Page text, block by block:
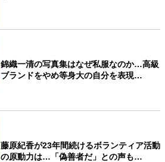
錦織一清の写真集はなぜ私服なのか…高級
ブランドをやめ等身大の自分を表現…
藤原紀香が23年間続けるボランティア活動
の原動力は…「偽善者だ」との声も…